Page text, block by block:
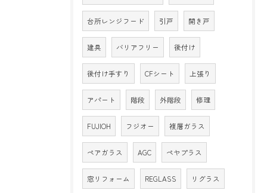
台所レンジフード 引戸 開き戸
建具 バリアフリー 後付け
後付け手すり CFシート 上張り
アパート 階段 外階段 修理
FUJIOH フジオー 複層ガラス
ペアガラス AGC ペヤプラス
窓リフォーム REGLASS リグラス